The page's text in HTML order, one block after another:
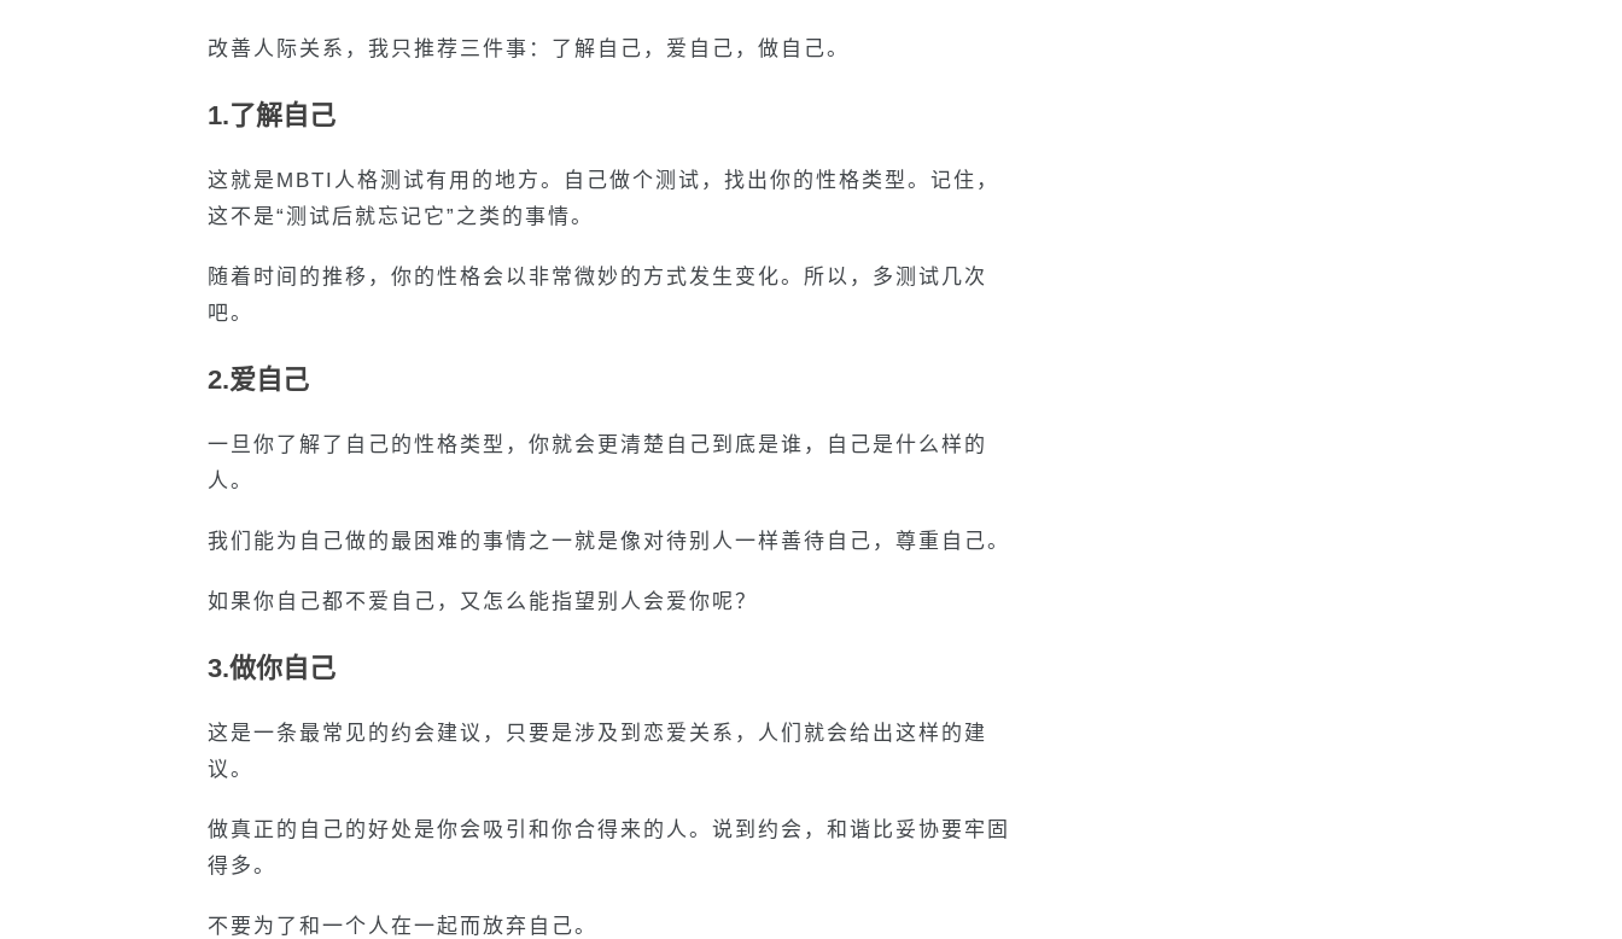
改善人际关系，我只推荐三件事：了解自己，爱自己，做自己。
1.了解自己
这就是MBTI人格测试有用的地方。自己做个测试，找出你的性格类型。记住，
这不是“测试后就忘记它”之类的事情。
随着时间的推移，你的性格会以非常微妙的方式发生变化。所以，多测试几次
吧。
2.爱自己
一旦你了解了自己的性格类型，你就会更清楚自己到底是谁，自己是什么样的
人。
我们能为自己做的最困难的事情之一就是像对待别人一样善待自己，尊重自己。
如果你自己都不爱自己，又怎么能指望别人会爱你呢？
3.做你自己
这是一条最常见的约会建议，只要是涉及到恋爱关系，人们就会给出这样的建
议。
做真正的自己的好处是你会吸引和你合得来的人。说到约会，和谐比妥协要牢固
得多。
不要为了和一个人在一起而放弃自己。